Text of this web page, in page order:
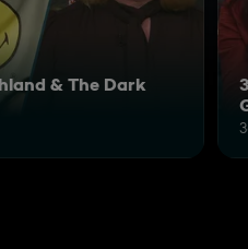
& The Dark